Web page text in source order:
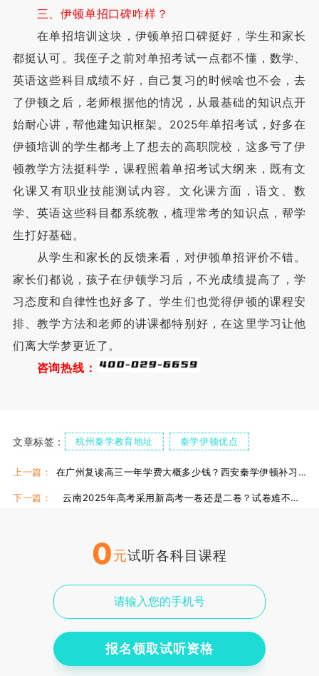
三、伊顿单招口碑咋样？
在单招培训这块，伊顿单招口碑挺好，学生和家长
都挺认可。我侄子之前对单招考试一点都不懂，数学、
英语这些科目成绩不好，自己复习的时候啥也不会，去
了伊顿之后，老师根据他的情况，从最基础的知识点开
始耐心讲，帮他建知识框架。2025年单招考试，好多在
伊顿培训的学生都考上了想去的高职院校，这多亏了伊
顿教学方法挺科学，课程照着单招考试大纲来，既有文
化课又有职业技能测试内容。文化课方面，语文、数
学、英语这些科目都系统教，梳理常考的知识点，帮学
生打好基础。
从学生和家长的反馈来看，对伊顿单招评价不错。
家长们都说，孩子在伊顿学习后，不光成绩提高了，学
习态度和自律性也好多了。学生们也觉得伊顿的课程安
排、教学方法和老师的讲课都特别好，在这里学习让他
们离大学梦更近了。
咨询热线：
文章标签： 杭州秦学教育地址 秦学伊顿优点
秦学伊顿教学环境 杭州秦学教育一对一
秦学伊顿英语补习
上一篇： 在广州复读高三一年学费大概多少钱？西安秦学伊顿补习性价比咋样?
下一篇： 云南2025年高考采用新高考一卷还是二卷？试卷难不难？
0元试听各科目课程
报名领取试听资格